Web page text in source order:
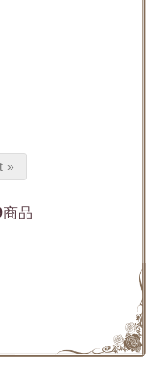
»
商品